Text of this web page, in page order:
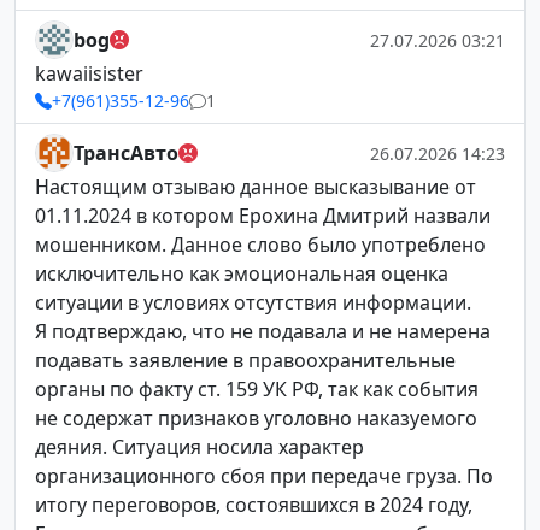
bog 27.07.2026 03:21
kawaiisister
+7(961)355-12-96 1
ТрансАвто 26.07.2026 14:23
Настоящим отзываю данное высказывание от
01.11.2024 в котором Ерохина Дмитрий назвали
мошенником. Данное слово было употреблено
исключительно как эмоциональная оценка
ситуации в условиях отсутствия информации.
Я подтверждаю, что не подавала и не намерена
подавать заявление в правоохранительные
органы по факту ст. 159 УК РФ, так как события
не содержат признаков уголовно наказуемого
деяния. Ситуация носила характер
организационного сбоя при передаче груза. По
итогу переговоров, состоявшихся в 2024 году,